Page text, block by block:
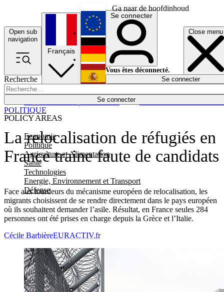
Ga naar de hoofdinhoud
Open sub
navigation
Close menu
Recherche
Se connecter
POLICY AREAS
Economie
Politique
Agriculture et Alimentation
Santé
Technologies
Energie, Environnement et Transport
Défense
Économie
Français
English
Deutsch
Español
Se connecter
Vous êtes déconnecté.
Se connecter
La relocalisation de réfugiés en
France traine faute de candidats
Face aux lourdeurs du mécanisme européen de relocalisation, les
migrants choisissent de se rendre directement dans le pays européen
où ils souhaitent demander l’asile. Résultat, en France seules 284
personnes ont été prises en charge depuis la Grèce et l’Italie.
POLITIQUE
Cécile BarbièreEURACTIV.fr